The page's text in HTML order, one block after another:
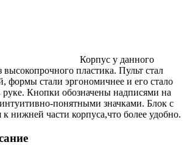
Корпус у данного
высокопрочного пластика. Пульт стал
формы стали эргономичнее и его стало
руке. Кнопки обозначены надписями на
понятными значками. Блок с
нижней части корпуса,что более удобно.